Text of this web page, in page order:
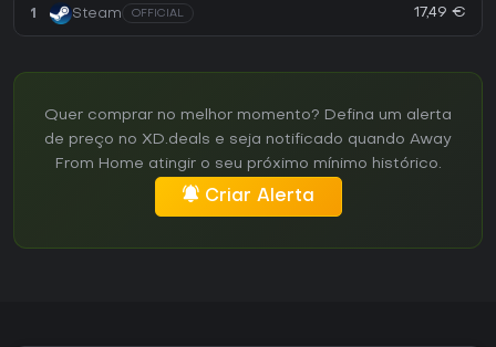
1 Steam OFFICIAL 17,49 €
Quer comprar no melhor momento? Defina um alerta
de preço no XD.deals e seja notificado quando Away
From Home atingir o seu próximo mínimo histórico.
Criar Alerta